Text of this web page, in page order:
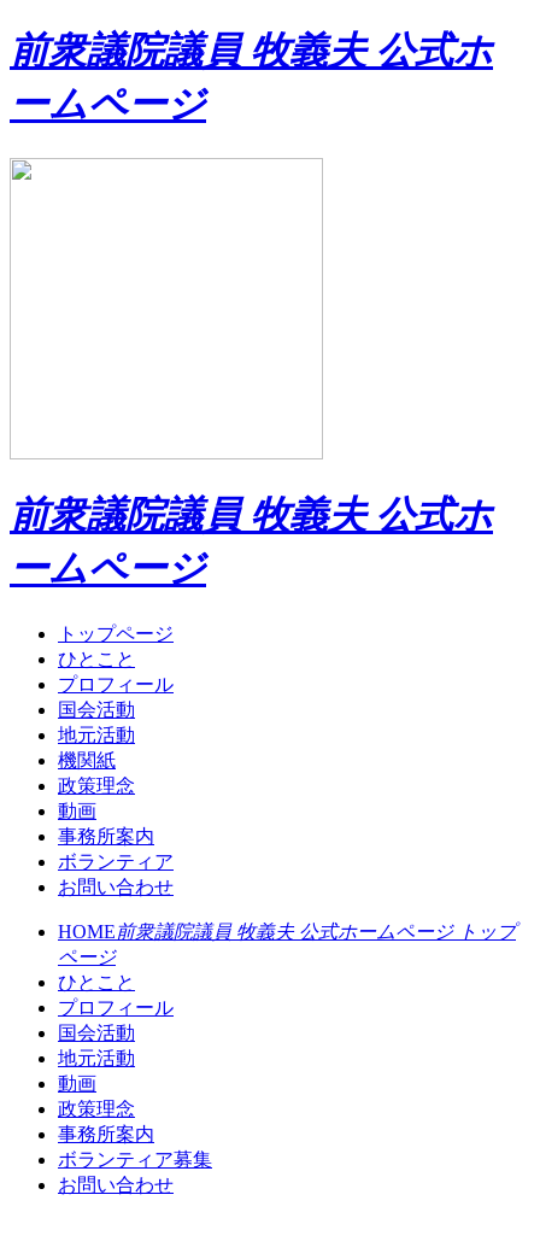
前衆議院議員 牧義夫 公式ホ
ームページ
前衆議院議員 牧義夫 公式ホ
ームページ
トップページ
ひとこと
プロフィール
国会活動
地元活動
機関紙
政策理念
動画
事務所案内
ボランティア
お問い合わせ
HOME前衆議院議員 牧義夫 公式ホームページ トップ
ページ
ひとこと
プロフィール
国会活動
地元活動
動画
政策理念
事務所案内
ボランティア募集
お問い合わせ